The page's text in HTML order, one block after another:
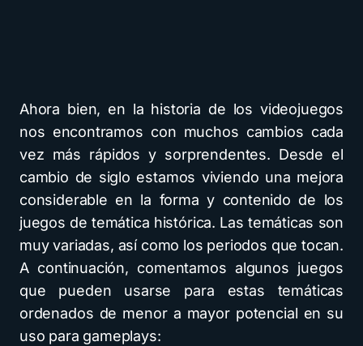
Ahora bien, en la historia de los videojuegos
nos encontramos con muchos cambios cada
vez más rápidos y sorprendentes. Desde el
cambio de siglo estamos viviendo una mejora
considerable en la forma y contenido de los
juegos de temática histórica. Las temáticas son
muy variadas, así como los periodos que tocan.
A continuación, comentamos algunos juegos
que pueden usarse para estas temáticas
ordenados de menor a mayor potencial en su
uso para gameplays: